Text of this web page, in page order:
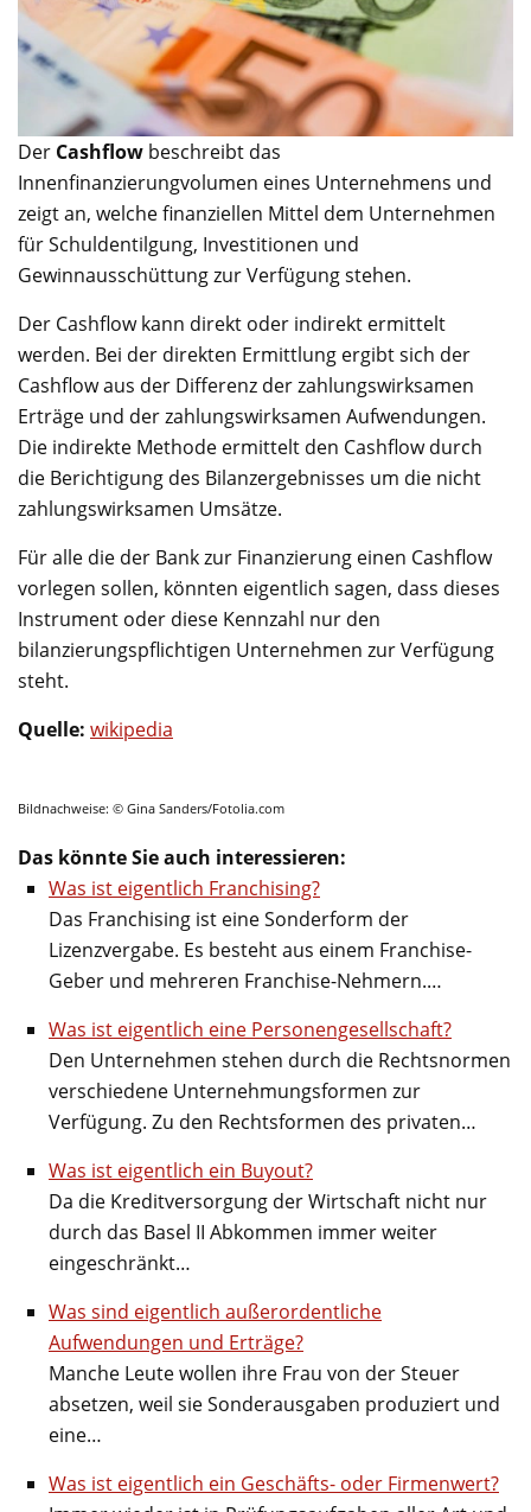
Der Cashflow beschreibt das
Innenfinanzierungvolumen eines Unternehmens und
zeigt an, welche finanziellen Mittel dem Unternehmen
für Schuldentilgung, Investitionen und
Gewinnausschüttung zur Verfügung stehen.
Der Cashflow kann direkt oder indirekt ermittelt
werden. Bei der direkten Ermittlung ergibt sich der
Cashflow aus der Differenz der zahlungswirksamen
Erträge und der zahlungswirksamen Aufwendungen.
Die indirekte Methode ermittelt den Cashflow durch
die Berichtigung des Bilanzergebnisses um die nicht
zahlungswirksamen Umsätze.
Für alle die der Bank zur Finanzierung einen Cashflow
vorlegen sollen, könnten eigentlich sagen, dass dieses
Instrument oder diese Kennzahl nur den
bilanzierungspflichtigen Unternehmen zur Verfügung
steht.
Quelle: wikipedia
Bildnachweise: © Gina Sanders/Fotolia.com
Das könnte Sie auch interessieren:
Was ist eigentlich Franchising?
Das Franchising ist eine Sonderform der
Lizenzvergabe. Es besteht aus einem Franchise-
Geber und mehreren Franchise-Nehmern.…
Was ist eigentlich eine Personengesellschaft?
Den Unternehmen stehen durch die Rechtsnormen
verschiedene Unternehmungsformen zur
Verfügung. Zu den Rechtsformen des privaten…
Was ist eigentlich ein Buyout?
Da die Kreditversorgung der Wirtschaft nicht nur
durch das Basel II Abkommen immer weiter
eingeschränkt…
Was sind eigentlich außerordentliche
Aufwendungen und Erträge?
Manche Leute wollen ihre Frau von der Steuer
absetzen, weil sie Sonderausgaben produziert und
eine…
Was ist eigentlich ein Geschäfts- oder Firmenwert?